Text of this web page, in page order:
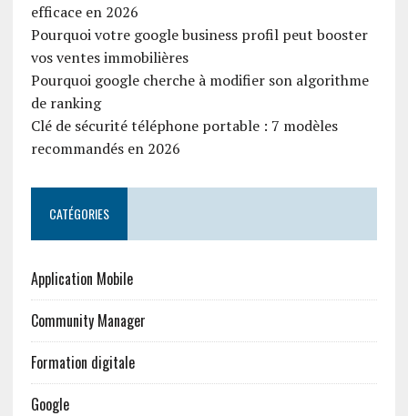
efficace en 2026
Pourquoi votre google business profil peut booster
vos ventes immobilières
Pourquoi google cherche à modifier son algorithme
de ranking
Clé de sécurité téléphone portable : 7 modèles
recommandés en 2026
CATÉGORIES
Application Mobile
Community Manager
Formation digitale
Google